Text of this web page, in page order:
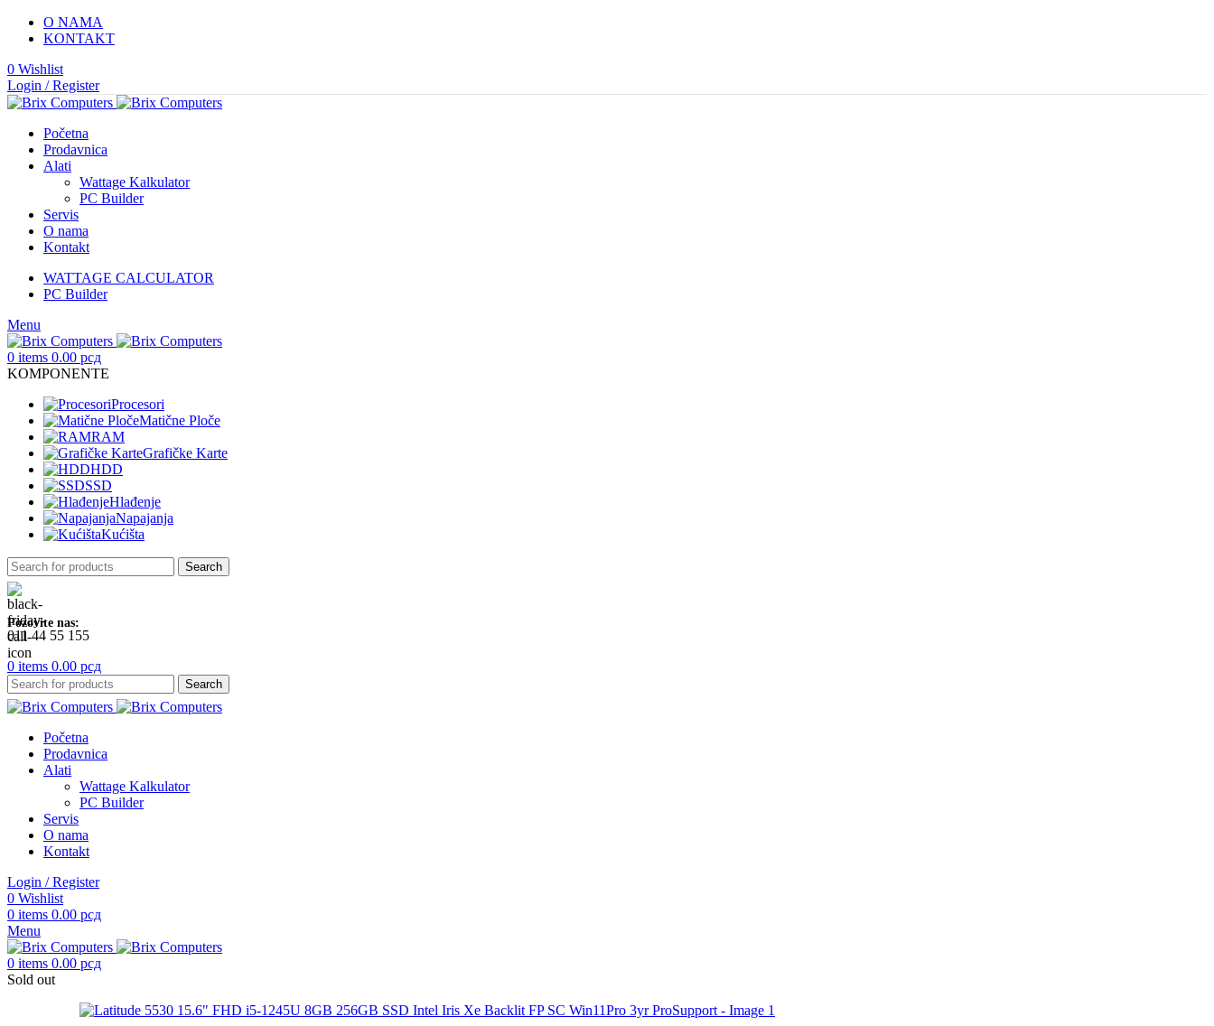
O NAMA
KONTAKT
0 Wishlist
Login / Register
Početna
Prodavnica
Alati
Wattage Kalkulator
PC Builder
Servis
O nama
Kontakt
WATTAGE CALCULATOR
PC Builder
Menu
0 items 0.00 рсд
KOMPONENTE
Procesori
Matične Ploče
RAM
Grafičke Karte
HDD
SSD
Hlađenje
Napajanja
Kućišta
Search
Pozovite nas:
011 44 55 155
0 items 0.00 рсд
Search
Početna
Prodavnica
Alati
Wattage Kalkulator
PC Builder
Servis
O nama
Kontakt
Login / Register
0 Wishlist
0 items 0.00 рсд
Menu
0 items 0.00 рсд
Sold out